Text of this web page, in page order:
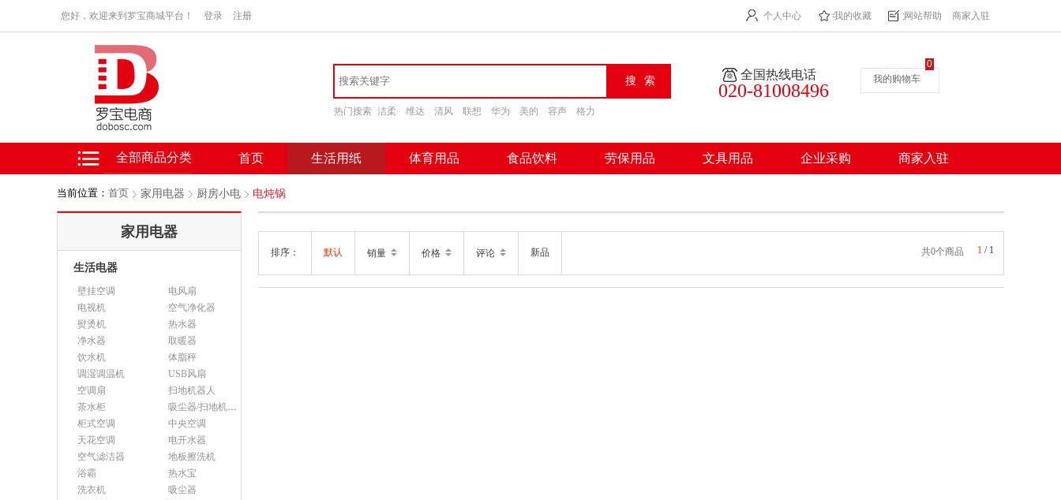
您好，欢迎来到罗宝商城平台！ 登录 注册 个人中心 我的收藏 网站帮助 商家入驻
热门搜索 洁柔 维达 清风 联想 华为 美的 容声 格力
全国热线电话
020-81008496
我的购物车
0
全部商品分类 首页 生活用纸 体育用品 食品饮料 劳保用品 文具用品 企业采购 商家入驻
当前位置： 首页 家用电器 厨房小电 电炖锅
家用电器
生活电器
壁挂空调
电风扇
电视机
空气净化器
熨烫机
热水器
净水器
取暖器
饮水机
体脂秤
调湿调温机
USB风扇
空调扇
扫地机器人
茶水柜
吸尘器/扫地机配件
柜式空调
中央空调
天花空调
电开水器
空气滤洁器
地板擦洗机
浴霸
热水宝
洗衣机
吸尘器
排序： 默认 销量 价格 评论 新品 共0个商品 1 / 1